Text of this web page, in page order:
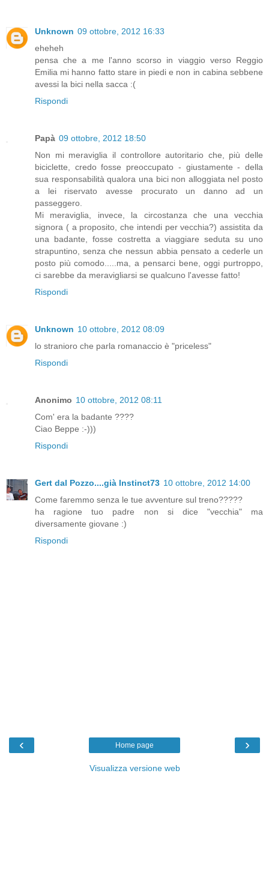
Unknown 09 ottobre, 2012 16:33
eheheh
pensa che a me l'anno scorso in viaggio verso Reggio
Emilia mi hanno fatto stare in piedi e non in cabina sebbene
avessi la bici nella sacca :(
Rispondi
Papà 09 ottobre, 2012 18:50
Non mi meraviglia il controllore autoritario che, più delle
biciclette, credo fosse preoccupato - giustamente - della
sua responsabilità qualora una bici non alloggiata nel posto
a lei riservato avesse procurato un danno ad un
passeggero.
Mi meraviglia, invece, la circostanza che una vecchia
signora ( a proposito, che intendi per vecchia?) assistita da
una badante, fosse costretta a viaggiare seduta su uno
strapuntino, senza che nessun abbia pensato a cederle un
posto più comodo.....ma, a pensarci bene, oggi purtroppo,
ci sarebbe da meravigliarsi se qualcuno l'avesse fatto!
Rispondi
Unknown 10 ottobre, 2012 08:09
lo stranioro che parla romanaccio è "priceless"
Rispondi
Anonimo 10 ottobre, 2012 08:11
Com' era la badante ????
Ciao Beppe :-)))
Rispondi
Gert dal Pozzo....già Instinct73 10 ottobre, 2012 14:00
Come faremmo senza le tue avventure sul treno?????
ha ragione tuo padre non si dice "vecchia" ma
diversamente giovane :)
Rispondi
‹ ›
Home page
Visualizza versione web